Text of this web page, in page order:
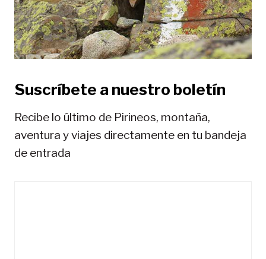
r
a
d
s
Suscríbete a nuestro boletín
Recibe lo último de Pirineos, montaña,
aventura y viajes directamente en tu bandeja
de entrada